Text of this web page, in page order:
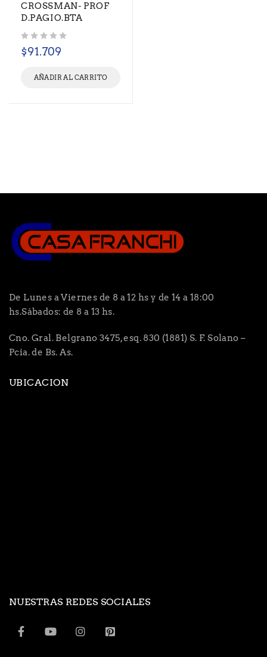
CROSSMAN- PROF
D.PAGIO.BTA
$91.709
AÑADIR AL CARRITO
De Lunes a Viernes de 8 a 12 hs y de 14 a 18:00
hs.Sábados: de 8 a 13 hs.
Cno. Gral. Belgrano 3475, esq. 830 (1881) S. F. Solano –
Pcia. de Bs. As.
UBICACION
NUESTRAS REDES SOCIALES